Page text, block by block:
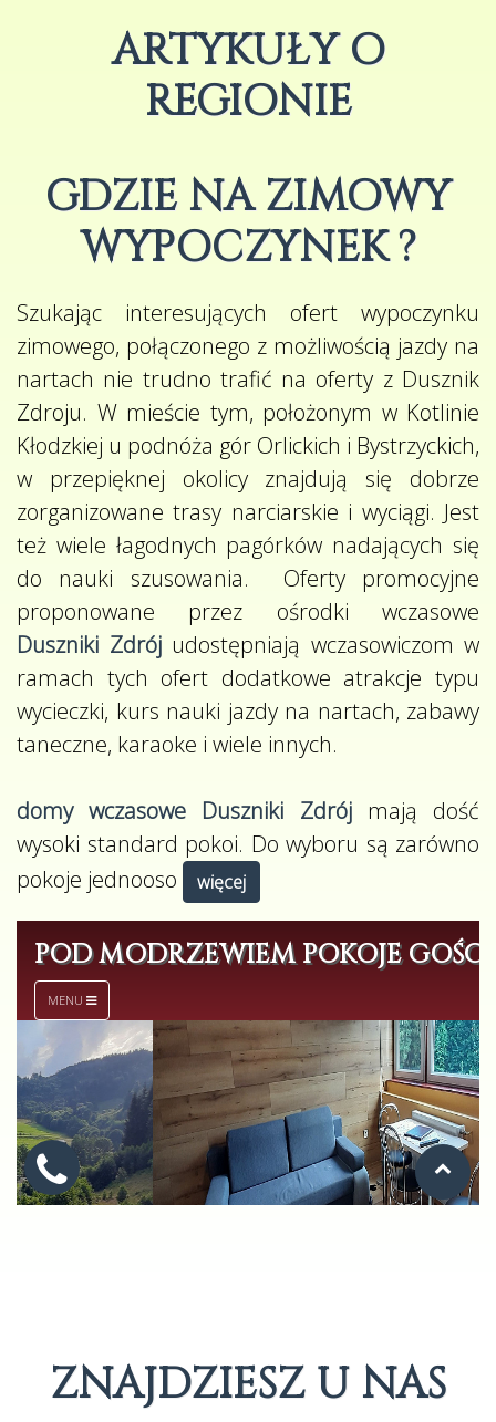
ARTYKUŁY O
REGIONIE
GDZIE NA ZIMOWY
WYPOCZYNEK ?
Szukając interesujących ofert wypoczynku
zimowego, połączonego z możliwością jazdy na
nartach nie trudno trafić na oferty z Dusznik
Zdroju. W mieście tym, położonym w Kotlinie
Kłodzkiej u podnóża gór Orlickich i Bystrzyckich,
w przepięknej okolicy znajdują się dobrze
zorganizowane trasy narciarskie i wyciągi. Jest
też wiele łagodnych pagórków nadających się
do nauki szusowania. Oferty promocyjne
proponowane przez ośrodki wczasowe
Duszniki Zdrój udostępniają wczasowiczom w
ramach tych ofert dodatkowe atrakcje typu
wycieczki, kurs nauki jazdy na nartach, zabawy
taneczne, karaoke i wiele innych.
domy wczasowe Duszniki Zdrójmają dość
wysoki standard pokoi. Do wyboru są zarówno
pokoje jednooso
więcej
ZNAJDZIESZ U NAS